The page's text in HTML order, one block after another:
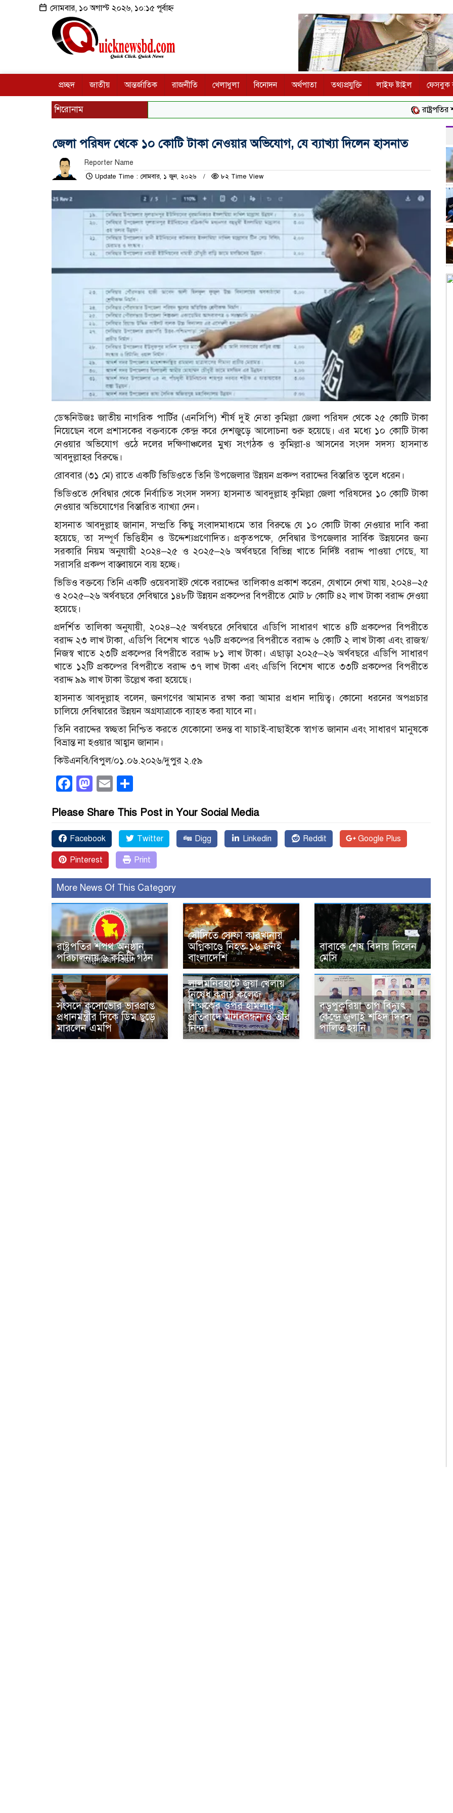
সোমবার, ১০ অগাস্ট ২০২৬, ১০:১৫ পূর্বাহ্ন
প্রচ্ছদ জাতীয় আন্তর্জাতিক রাজনীতি খেলাধুলা বিনোদন অর্থপাতা তথ্যপ্রযুক্তি লাইফ ষ্টাইল ফেসবুক
শিরোনাম রাষ্ট্রপতির শপথ
জেলা পরিষদ থেকে ১০ কোটি টাকা নেওয়ার অভিযোগ, যে ব্যাখ্যা দিলেন হাসনাত
Reporter Name
Update Time : সোমবার, ১ জুন, ২০২৬ ৮২ Time View
ডেস্কনিউজঃ জাতীয় নাগরিক পার্টির (এনসিপি) শীর্ষ দুই নেতা কুমিল্লা জেলা পরিষদ থেকে ২৫ কোটি টাকা
নিয়েছেন বলে প্রশাসকের বক্তব্যকে কেন্দ্র করে দেশজুড়ে আলোচনা শুরু হয়েছে। এর মধ্যে ১০ কোটি টাকা
নেওয়ার অভিযোগ ওঠে দলের দক্ষিণাঞ্চলের মুখ্য সংগঠক ও কুমিল্লা-৪ আসনের সংসদ সদস্য হাসনাত
আবদুল্লাহর বিরুদ্ধে।
রোববার (৩১ মে) রাতে একটি ভিডিওতে তিনি উপজেলার উন্নয়ন প্রকল্প বরাদ্দের বিস্তারিত তুলে ধরেন।
ভিডিওতে দেবিদ্বার থেকে নির্বাচিত সংসদ সদস্য হাসনাত আবদুল্লাহ কুমিল্লা জেলা পরিষদের ১০ কোটি টাকা
নেওয়ার অভিযোগের বিস্তারিত ব্যাখ্যা দেন।
হাসনাত আবদুল্লাহ জানান, সম্প্রতি কিছু সংবাদমাধ্যমে তার বিরুদ্ধে যে ১০ কোটি টাকা নেওয়ার দাবি করা
হয়েছে, তা সম্পূর্ণ ভিত্তিহীন ও উদ্দেশ্যপ্রণোদিত। প্রকৃতপক্ষে, দেবিদ্বার উপজেলার সার্বিক উন্নয়নের জন্য
সরকারি নিয়ম অনুযায়ী ২০২৪–২৫ ও ২০২৫–২৬ অর্থবছরে বিভিন্ন খাতে নির্দিষ্ট বরাদ্দ পাওয়া গেছে, যা
সরাসরি প্রকল্প বাস্তবায়নে ব্যয় হচ্ছে।
ভিডিও বক্তব্যে তিনি একটি ওয়েবসাইট থেকে বরাদ্দের তালিকাও প্রকাশ করেন, যেখানে দেখা যায়, ২০২৪–২৫
ও ২০২৫–২৬ অর্থবছরে দেবিদ্বারে ১৪৮টি উন্নয়ন প্রকল্পের বিপরীতে মোট ৮ কোটি ৪২ লাখ টাকা বরাদ্দ দেওয়া
হয়েছে।
প্রদর্শিত তালিকা অনুযায়ী, ২০২৪–২৫ অর্থবছরে দেবিদ্বারে এডিপি সাধারণ খাতে ৪টি প্রকল্পের বিপরীতে
বরাদ্দ ২৩ লাখ টাকা, এডিপি বিশেষ খাতে ৭৬টি প্রকল্পের বিপরীতে বরাদ্দ ৬ কোটি ২ লাখ টাকা এবং রাজস্ব/
নিজস্ব খাতে ২৩টি প্রকল্পের বিপরীতে বরাদ্দ ৮১ লাখ টাকা। এছাড়া ২০২৫–২৬ অর্থবছরে এডিপি সাধারণ
খাতে ১২টি প্রকল্পের বিপরীতে বরাদ্দ ৩৭ লাখ টাকা এবং এডিপি বিশেষ খাতে ৩৩টি প্রকল্পের বিপরীতে
বরাদ্দ ৯৯ লাখ টাকা উল্লেখ করা হয়েছে।
হাসনাত আবদুল্লাহ বলেন, জনগণের আমানত রক্ষা করা আমার প্রধান দায়িত্ব। কোনো ধরনের অপপ্রচার
চালিয়ে দেবিদ্বারের উন্নয়ন অগ্রযাত্রাকে ব্যাহত করা যাবে না।
তিনি বরাদ্দের স্বচ্ছতা নিশ্চিত করতে যেকোনো তদন্ত বা যাচাই-বাছাইকে স্বাগত জানান এবং সাধারণ মানুষকে
বিভ্রান্ত না হওয়ার আহ্বান জানান।
কিউএনবি/বিপুল/০১.০৬.২০২৬/দুপুর ২.৫৯
Facebook
Mastodon
Email
Please Share This Post in Your Social Media
Facebook Twitter Digg Linkedin Reddit Google Plus
Pinterest Print
More News Of This Category
রাষ্ট্রপতির শপথ অনুষ্ঠান
পরিচালনায় ৬ কমিটি গঠন
সৌদিতে সোফা কারখানায়
অগ্নিকাণ্ডে নিহত ১৬ জনই
বাংলাদেশি
বাবাকে শেষ বিদায় দিলেন
মেসি
সংসদে কসোভোর ভারপ্রাপ্ত
প্রধানমন্ত্রীর দিকে ডিম ছুড়ে
মারলেন এমপি
‎লালমনিরহাটে জুয়া খেলায়
নিষেধ করায় কলেজ
শিক্ষকের ওপর হামলার
প্রতিবাদে মানববন্ধন ও তীব্র
নিন্দা
বড়পুকুরিয়া তাপ বিদ্যুৎ
কেন্দ্রে জুলাই শহিদ দিবস
পালিত হয়নি॥